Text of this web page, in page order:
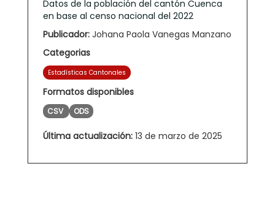
Datos de la población del cantón Cuenca
en base al censo nacional del 2022
Publicador: Johana Paola Vanegas Manzano
Categorias
Estadísticas Cantonales
Formatos disponibles
CSV ODS
Última actualización: 13 de marzo de 2025